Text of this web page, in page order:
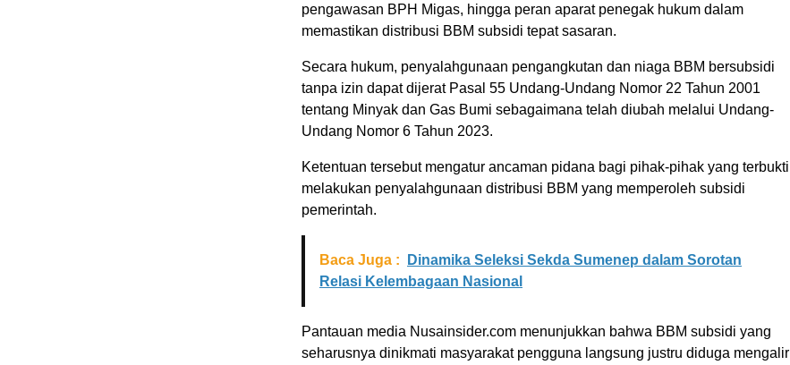
pengawasan BPH Migas, hingga peran aparat penegak hukum dalam
memastikan distribusi BBM subsidi tepat sasaran.
Secara hukum, penyalahgunaan pengangkutan dan niaga BBM bersubsidi
tanpa izin dapat dijerat Pasal 55 Undang-Undang Nomor 22 Tahun 2001
tentang Minyak dan Gas Bumi sebagaimana telah diubah melalui Undang-
Undang Nomor 6 Tahun 2023.
Ketentuan tersebut mengatur ancaman pidana bagi pihak-pihak yang terbukti
melakukan penyalahgunaan distribusi BBM yang memperoleh subsidi
pemerintah.
Baca Juga :
Dinamika Seleksi Sekda Sumenep dalam Sorotan
Relasi Kelembagaan Nasional
Pantauan media Nusainsider.com menunjukkan bahwa BBM subsidi yang
seharusnya dinikmati masyarakat pengguna langsung justru diduga mengalir